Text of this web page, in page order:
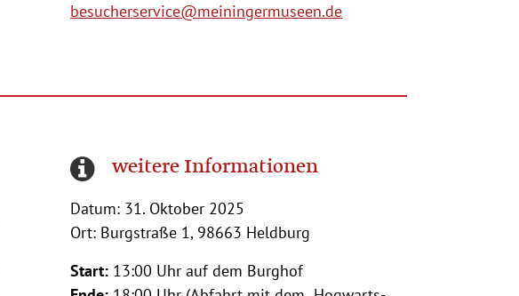
besucherservice@meiningermuseen.de
weitere Informationen
Datum: 31. Oktober 2025
Ort: Burgstraße 1, 98663 Heldburg
Start: 13:00 Uhr auf dem Burghof